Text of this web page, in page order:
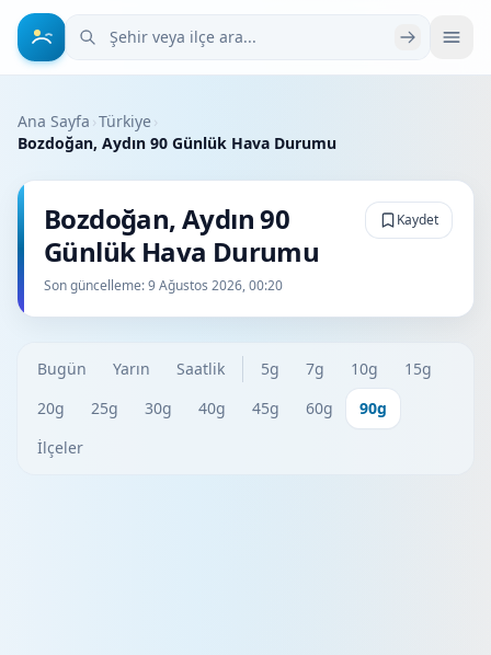
Şehir veya ilçe ara
Ana Sayfa ›Türkiye›
Bozdoğan, Aydın 90 Günlük Hava Durumu
Bozdoğan, Aydın 90
Günlük Hava Durumu
Son güncelleme:9 Ağustos 2026, 00:20
Kaydet
Bugün Yarın Saatlik 5g 7g 10g
15g
20g
25g 30g 40g 45g 60g
90g
İlçeler